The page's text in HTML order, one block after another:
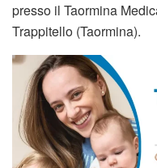
presso il Taormina
Trappitello (Taormina).